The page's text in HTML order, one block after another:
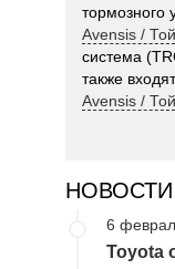
тормозного
Avensis /
система
также
Avensis /
6
Toyota